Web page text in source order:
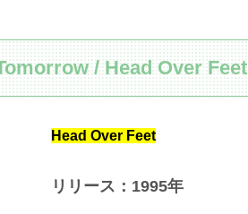
/ Head Over Feet
Head Over Feet
リリース：1995年